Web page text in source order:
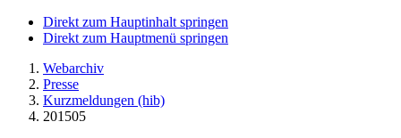
Direkt zum Hauptinhalt springen
Direkt zum Hauptmenü springen
Webarchiv
Presse
Kurzmeldungen (hib)
201505